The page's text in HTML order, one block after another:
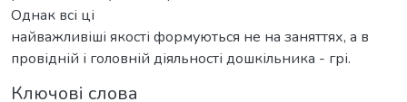
Однак всі ці
найважливіші якості формуються не на заняттях, а в
провідній і головній діяльності дошкільника - грі.
Ключові слова